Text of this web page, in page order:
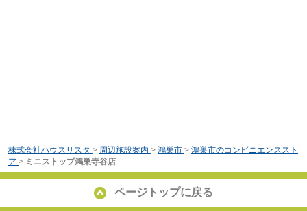
株式会社ハウスリスタ > 周辺施設案内 > 鴻巣市 > 鴻巣市のコンビニエンススト
ア > ミニストップ鴻巣寺谷店
ページトップに戻る